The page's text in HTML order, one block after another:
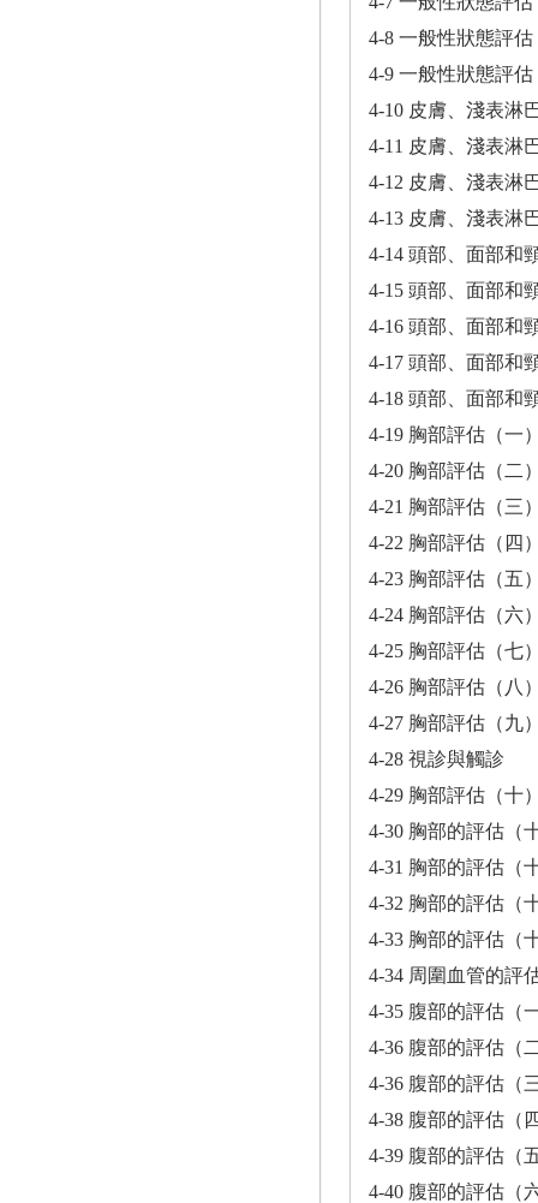
4-8 一般性狀態評
4-9 一般性狀態評
4-10 皮膚、淺表淋
4-11 皮膚、淺表淋
4-12 皮膚、淺表淋
4-13 皮膚、淺表淋
4-14 頭部、面部和
4-15 頭部、面部和
4-16 頭部、面部和
4-17 頭部、面部和
4-18 頭部、面部和
4-19 胸部評估（一
4-20 胸部評估（二
4-21 胸部評估（三
4-22 胸部評估（四
4-23 胸部評估（五
4-24 胸部評估（六
4-25 胸部評估（七
4-26 胸部評估（八
4-27 胸部評估（九
4-28 視診與觸診
4-29 胸部評估（十
4-30 胸部的評估（
4-31 胸部的評估（
4-32 胸部的評估（
4-33 胸部的評估（
4-34 周圍血管的評
4-35 腹部的評估（
4-36 腹部的評估（
4-36 腹部的評估（
4-38 腹部的評估（
4-39 腹部的評估（
4-40 腹部的評估（